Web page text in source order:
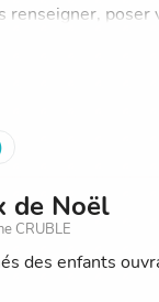
renseigner,
avec nos
de Noël
CRUBLE
des enfants